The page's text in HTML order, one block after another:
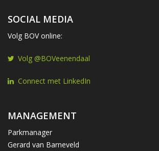
SOCIAL MEDIA
Volg BOV online:
Volg @BOVeenendaal
Connect met LinkedIn
MANAGEMENT
Parkmanager
Gerard van Barneveld